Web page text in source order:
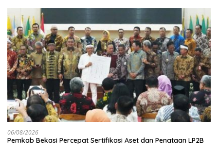
06/08/2026
Pemkab Bekasi Percepat Sertifikasi Aset dan Penataan LP2B